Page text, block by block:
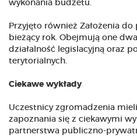
wykonania budżetu.
Przyjęto również Założenia do
bieżący rok. Obejmują one
działalność legislacyjną oraz
terytorialnych.
Ciekawe wykłady
Uczestnicy zgromadzenia
zapoznania się z ciekawymi
partnerstwa publiczno-